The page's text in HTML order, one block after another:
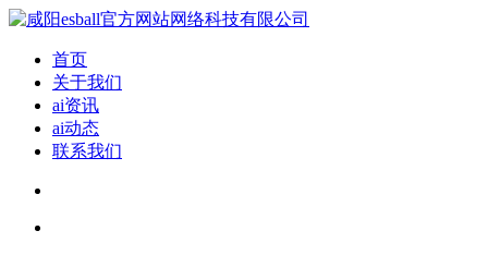
首页
关于我们
ai资讯
ai动态
联系我们